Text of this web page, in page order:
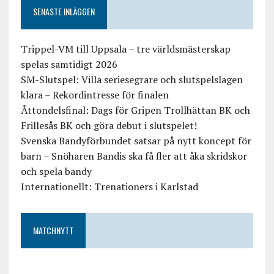
SENASTE INLÄGGEN
Trippel-VM till Uppsala – tre världsmästerskap
spelas samtidigt 2026
SM-Slutspel: Villa seriesegrare och slutspelslagen
klara – Rekordintresse för finalen
Åttondelsfinal: Dags för Gripen Trollhättan BK och
Frillesås BK och göra debut i slutspelet!
Svenska Bandyförbundet satsar på nytt koncept för
barn – Snöharen Bandis ska få fler att åka skridskor
och spela bandy
Internationellt: Trenationers i Karlstad
MATCHNYTT